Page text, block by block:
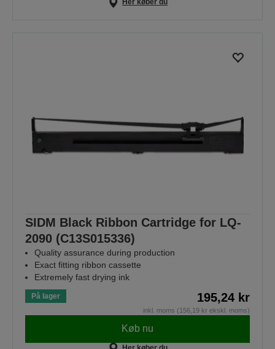
Her køber du
SIDM Black Ribbon Cartridge for LQ-
2090 (C13S015336)
Quality assurance during production
Exact fitting ribbon cassette
Extremely fast drying ink
På lager 195,24 kr
inkl. moms (156,19 kr ekskl. moms)
Køb nu